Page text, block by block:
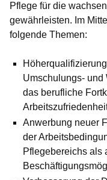
Pflege für die
gewährleisten. Im
folgende Themen:
Umschulungs-
das berufliche
Anwerbung neuer
der
Pflegebereichs als